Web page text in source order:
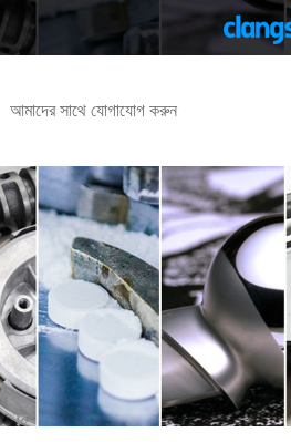
আমাদের সাথে যোগাযোগ করুন